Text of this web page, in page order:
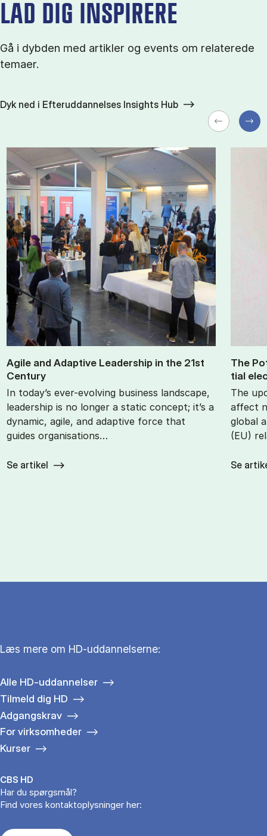
LAD DIG INSPIRERE
Gå i dybden med artikler og events om relaterede
temaer.
Dyk ned i Efteruddannelses Insights Hub
Agile and Ad­apt­ive Lead­er­ship in the 21st
Cen­tury
In today’s ever-evolving business landscape,
leadership is no longer a static concept; it’s a
dynamic, agile, and adaptive force that
guides organisations…
Se artikel
The
tial
The
affect
global
(EU)
Se
Læs mere om HD-uddannelserne:
Alle HD-uddannelser
Tilmeld dig HD
Adgangskrav
For virksomheder
Kurser
CBS HD
Har du spørgsmål?
Find vores kontaktoplysninger her: